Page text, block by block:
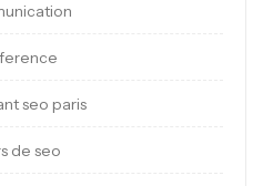
seo paris
de seo